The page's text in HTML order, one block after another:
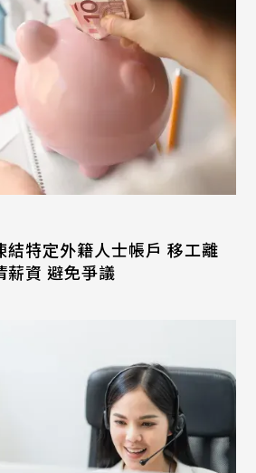
結特定外籍人士帳戶 移工離
薪資 避免爭議